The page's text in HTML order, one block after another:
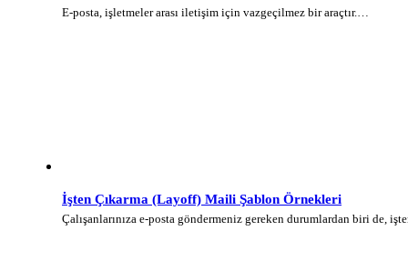
E-posta, işletmeler arası iletişim için vazgeçilmez bir araçtır.…
İşten Çıkarma (Layoff) Maili Şablon Örnekleri
Çalışanlarınıza e-posta göndermeniz gereken durumlardan biri de,